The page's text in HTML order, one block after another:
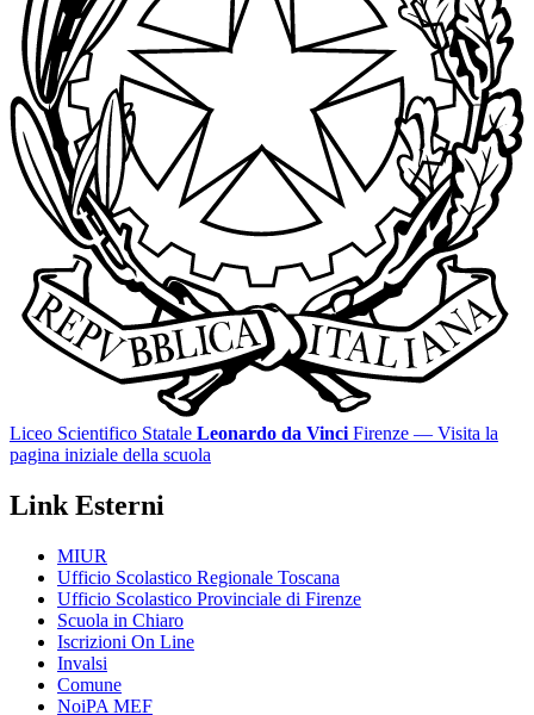
Liceo Scientifico Statale Leonardo da Vinci Firenze — Visita la
pagina iniziale della scuola
Link Esterni
MIUR
Ufficio Scolastico Regionale Toscana
Ufficio Scolastico Provinciale di Firenze
Scuola in Chiaro
Iscrizioni On Line
Invalsi
Comune
NoiPA MEF